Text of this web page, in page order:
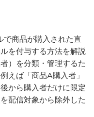
で商品が購入された直
を付与する方法を解説
）を分類・管理するた
えば「商品A購入者」
から購入者だけに限定
配信対象から除外した